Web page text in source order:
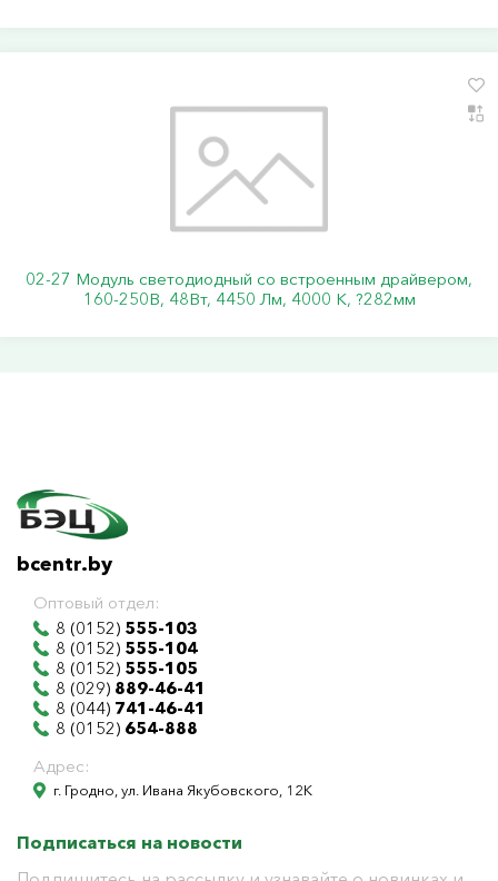
02-27 Модуль светодиодный со встроенным драйвером,
160-250В, 48Вт, 4450 Лм, 4000 К, ?282мм
bcentr.by
Оптовый отдел:
8 (0152) 555-103
8 (0152) 555-104
8 (0152) 555-105
8 (029) 889-46-41
8 (044) 741-46-41
8 (0152) 654-888
Адрес:
г. Гродно, ул. Ивана Якубовского, 12К
Подписаться на новости